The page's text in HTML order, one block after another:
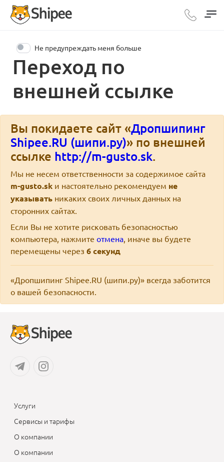
Переход по
внешней ссылке
Не предупреждать меня больше
Вы покидаете сайт «Дропшипинг
Shipee.RU (шипи.ру)» по внешней
ссылке http://m-gusto.sk.
Мы не несем ответственности за содержимое сайта
m-gusto.sk и настоятельно рекомендуем не
указывать никаких своих личных данных на
сторонних сайтах.
Если Вы не хотите рисковать безопасностью
компьютера, нажмите отмена, иначе вы будете
перемещены через 6секунд
«Дропшипинг Shipee.RU (шипи.ру)» всегда заботится
о вашей безопасности.
Услуги
Сервисы и тарифы
О компании
О компании